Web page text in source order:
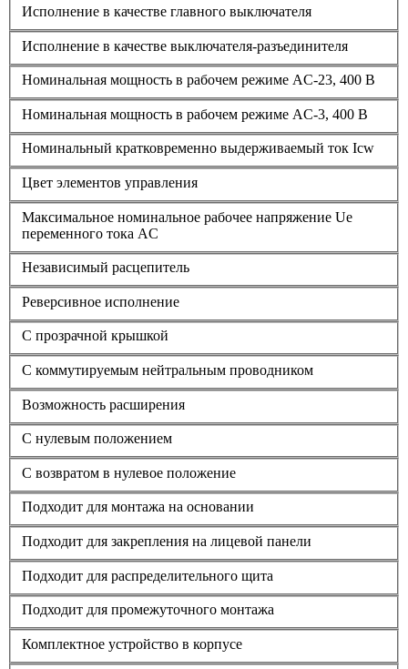
Исполнение в качестве главного выключателя
Исполнение в качестве выключателя-разъединителя
Номинальная мощность в рабочем режиме AC-23, 400 В
Номинальная мощность в рабочем режиме AC-3, 400 В
Номинальный кратковременно выдерживаемый ток Icw
Цвет элементов управления
Максимальное номинальное рабочее напряжение Ue
переменного тока AC
Независимый расцепитель
Реверсивное исполнение
С прозрачной крышкой
С коммутируемым нейтральным проводником
Возможность расширения
С нулевым положением
С возвратом в нулевое положение
Подходит для монтажа на основании
Подходит для закрепления на лицевой панели
Подходит для распределительного щита
Подходит для промежуточного монтажа
Комплектное устройство в корпусе